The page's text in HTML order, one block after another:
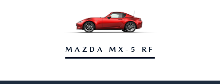
MAZDA MX-5 RF